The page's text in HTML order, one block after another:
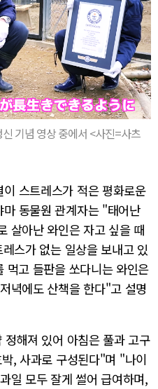
기념 영상 중에서 <사진=사츠
스트레스가 적은 평화로운
동물원 관계자는 "태어난
살아난 와인은 자고 싶을 때
스가 없는 일상을 보내고 있
고 들판을 쏘다니는 와인은
녁에도 산책을 한다"고 설명
해져 있어 아침은 풀과 고구
, 사과로 구성된다"며 "나이
일 모두 잘게 썰어 급여하며,